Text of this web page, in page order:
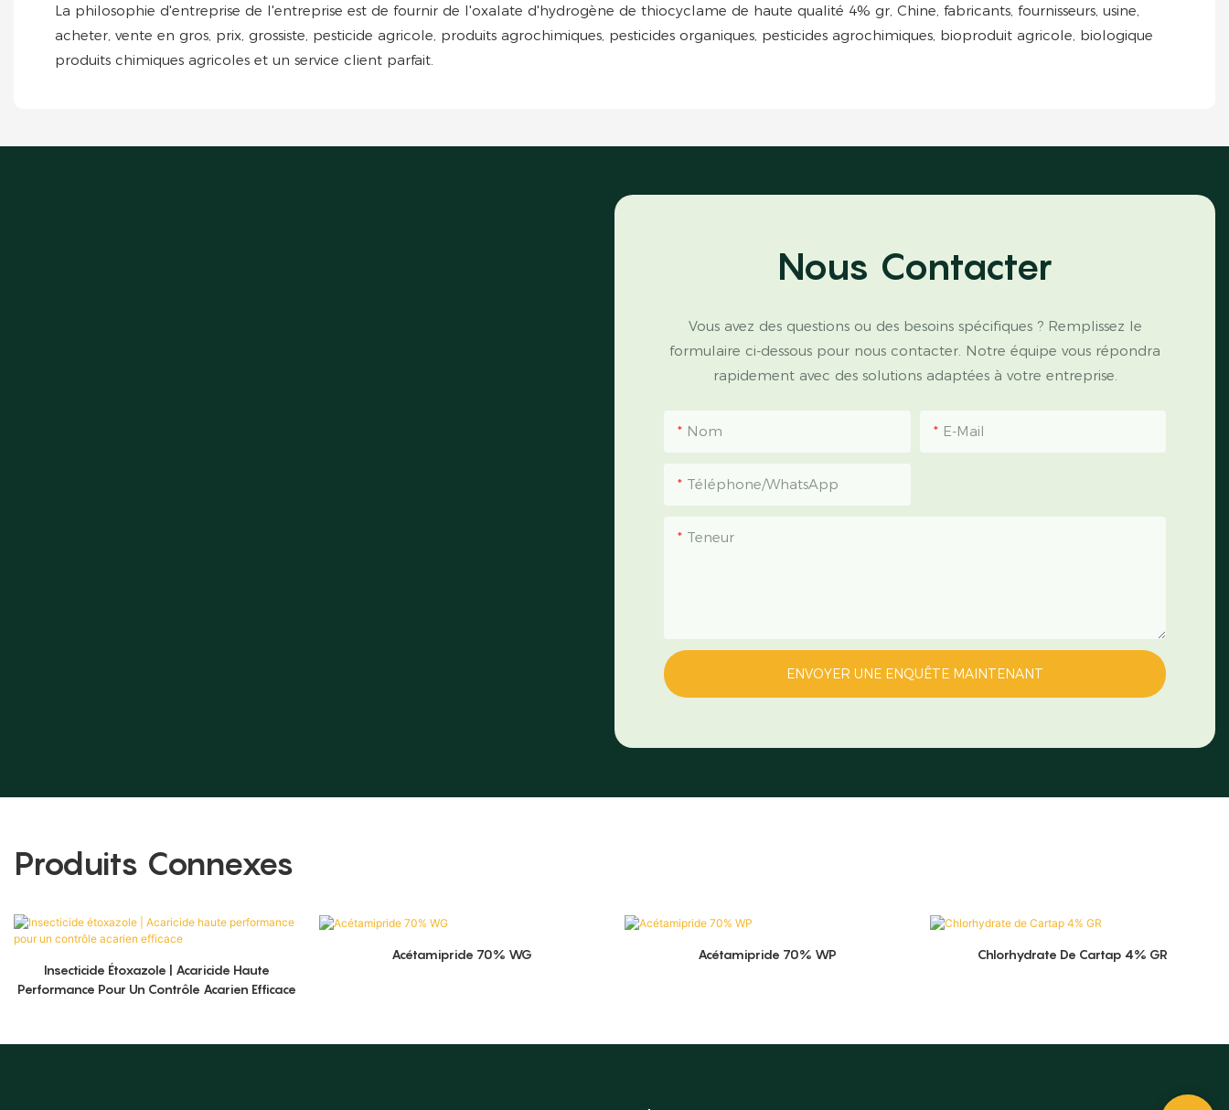
La philosophie d'entreprise de l'entreprise est de fournir de l'oxalate d'hydrogène de thiocyclame de haute qualité 4% gr, Chine, fabricants, fournisseurs, usine,
acheter, vente en gros, prix, grossiste, pesticide agricole, produits agrochimiques, pesticides organiques, pesticides agrochimiques, bioproduit agricole, biologique
produits chimiques agricoles et un service client parfait.
Nous Contacter
Vous avez des questions ou des besoins spécifiques ? Remplissez le
formulaire ci-dessous pour nous contacter. Notre équipe vous répondra
rapidement avec des solutions adaptées à votre entreprise.
Nom E-Mail
Téléphone/WhatsApp
Teneur
ENVOYER UNE ENQUÊTE MAINTENANT
Produits Connexes
Insecticide Étoxazole | Acaricide Haute
Performance Pour Un Contrôle Acarien Efficace
Acétamipride 70% WG Acétamipride 70% WP Chlorhydrate De Cartap 4% GR